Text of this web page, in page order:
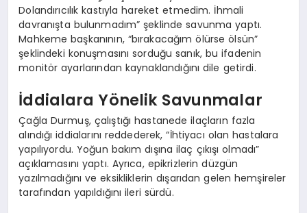
Dolandırıcılık kastıyla hareket etmedim. İhmali
davranışta bulunmadım” şeklinde savunma yaptı.
Mahkeme başkanının, “bırakacağım ölürse ölsün”
şeklindeki konuşmasını sorduğu sanık, bu ifadenin
monitör ayarlarından kaynaklandığını dile getirdi.
İddialara Yönelik Savunmalar
Çağla Durmuş, çalıştığı hastanede ilaçların fazla
alındığı iddialarını reddederek, “İhtiyacı olan hastalara
yapılıyordu. Yoğun bakım dışına ilaç çıkışı olmadı”
açıklamasını yaptı. Ayrıca, epikrizlerin düzgün
yazılmadığını ve eksikliklerin dışarıdan gelen hemşireler
tarafından yapıldığını ileri sürdü.